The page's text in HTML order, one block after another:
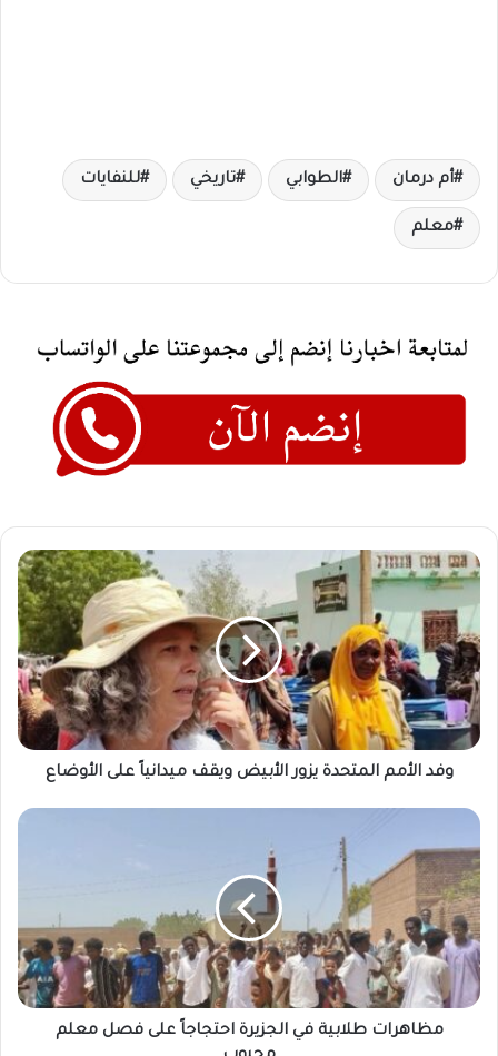
أم درمان الطوابي تاريخي للنفايات
معلم
وفد
الأمم
المتحدة
يزور
الأبيض
ويقف
ميدانياً
على
الأوضاع
وفد الأمم المتحدة يزور الأبيض ويقف ميدانياً على الأوضاع
مظاهرات
في
الجزيرة
احتجاجاً
على
فصل
معلم
محبوب
مظاهرات طلابية في الجزيرة احتجاجاً على فصل معلم